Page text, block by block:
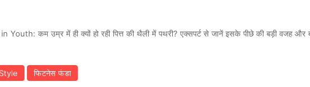
कम उम्र में ही क्यों हो रही पित्त की थैली में पथरी? एक्सपर्ट से जानें इसके पीछे की बड़ी वजह और
Style फिटनेस फंडा